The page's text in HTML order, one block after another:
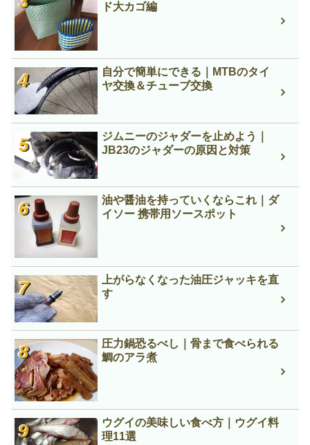
ド大カゴ編
自分で簡単にできる｜MTBのタイ
ヤ交換＆チューブ交換
ジムニーのジャダーを止めよう｜
JB23のジャダーの原因と対策
油や醤油を持っていくならこれ｜ダ
イソー 携帯用ソースポット
上がらなくなった油圧ジャッキを直
す
圧力鍋恐るべし｜骨まで食べられる
鯛のアラ煮
ウグイの美味しい食べ方｜ウグイ料
理11選